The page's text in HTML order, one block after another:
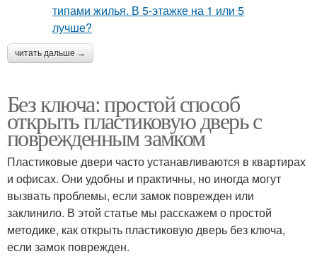
читать дальше →
Без ключа: простой способ
открыть пластиковую дверь с
поврежденным замком
Пластиковые двери часто устанавливаются в квартирах
и офисах. Они удобны и практичны, но иногда могут
вызвать проблемы, если замок поврежден или
заклинило. В этой статье мы расскажем о простой
методике, как открыть пластиковую дверь без ключа,
если замок поврежден.